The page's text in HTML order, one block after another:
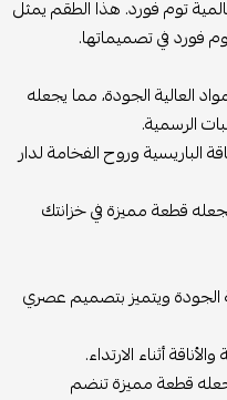
توم فورد. هذا الطقم يمثل
فورد في تصميماتها.
العالية الجودة، مما يجعله
الرسمية.
الباريسية وروح الفخامة لدار
قطعة مميزة في خزانتك
الجودة ويتميز بتصميم عصري
أثناء الارتداء.
قطعة مميزة تنضم